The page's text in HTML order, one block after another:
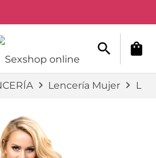
search shopping_bag
Lencería Mujer